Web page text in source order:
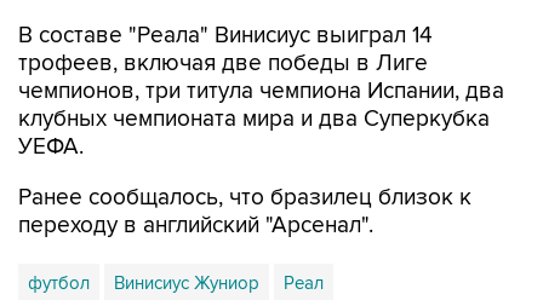
В составе "Реала" Винисиус выиграл 14
трофеев, включая две победы в Лиге
чемпионов, три титула чемпиона Испании, два
клубных чемпионата мира и два Суперкубка
УЕФА.
Ранее сообщалось, что бразилец близок к
переходу в английский "Арсенал".
футбол Винисиус Жуниор Реал